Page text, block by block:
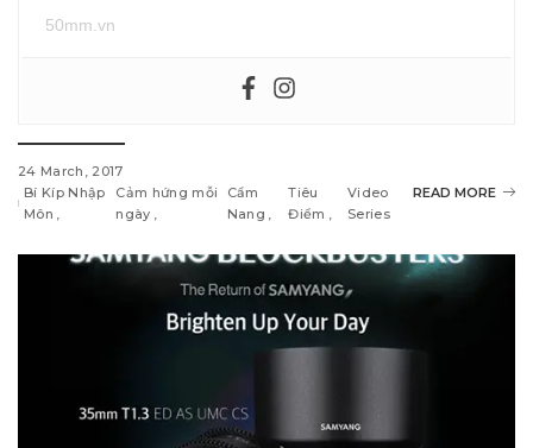
50mm.vn
24 March, 2017
Bí Kíp Nhập
Môn
Cảm hứng mỗi
ngày
Cẩm
Nang
Tiêu
Điểm
Video
Series
READ MORE